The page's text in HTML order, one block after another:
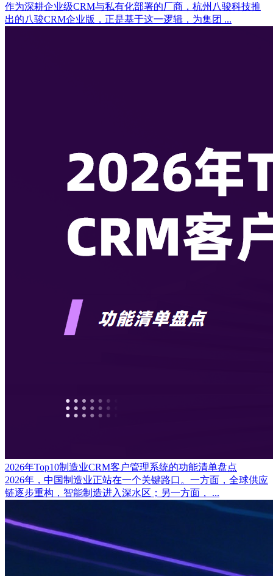
作为深耕企业级CRM与私有化部署的厂商，杭州八骏科技推
出的八骏CRM企业版，正是基于这一逻辑，为集团 ...
2026年Top10制造业CRM客户管理系统的功能清单盘点
2026年，中国制造业正站在一个关键路口。一方面，全球供应
链逐步重构，智能制造进入深水区；另一方面， ...